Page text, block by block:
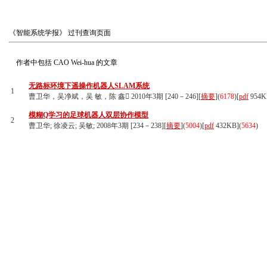
《智能系统学报》 过刊查询页面
作者中包括 CAO Wei-hua 的文章
1
无路标环境下遥操作机器人SLAM系统
曹卫华，吴净斌，吴 敏，陈 鑫 2010年3期 [240－246][摘要](6178)[pdf
2
模糊Q学习的足球机器人双层协作模型
曹卫华; 徐凌云; 吴敏; 2008年3期 [234－238][摘要](5004)[pdf 432KB](5634)